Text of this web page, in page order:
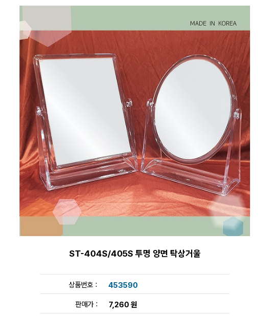
ST-404S/405S 투명 양면 탁상거울
상품번호 : 453590
판매가 : 7,260 원